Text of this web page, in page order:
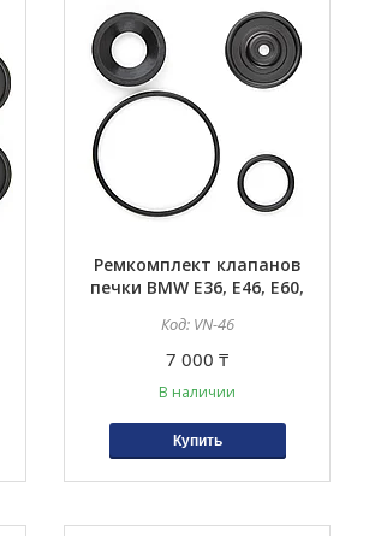
Ремкомплект клапанов
печки BMW E36, E46, E60,
E83, Z3, E90, E70, E71
VN-46
7 000 ₸
В наличии
Купить